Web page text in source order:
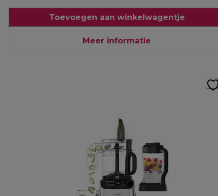
Toevoegen aan winkelwagentje
Meer informatie